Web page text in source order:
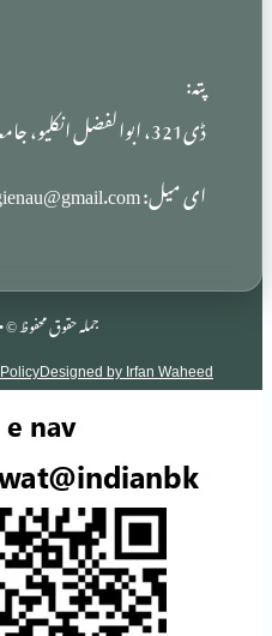
Designed by
Privacy Policy
Disclaimer